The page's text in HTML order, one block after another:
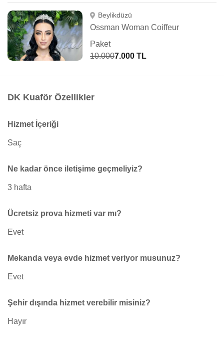
Beylikdüzü
Ossman Woman Coiffeur
Paket
10.0007.000 TL
DK Kuaför Özellikler
Hizmet İçeriği
Saç
Ne kadar önce iletişime geçmeliyiz?
3 hafta
Ücretsiz prova hizmeti var mı?
Evet
Mekanda veya evde hizmet veriyor musunuz?
Evet
Şehir dışında hizmet verebilir misiniz?
Hayır